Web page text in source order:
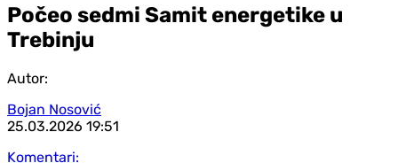
Počeo sedmi Samit energetike u
Trebinju
Autor:
Bojan Nosović
25.03.2026 19:51
Komentari: